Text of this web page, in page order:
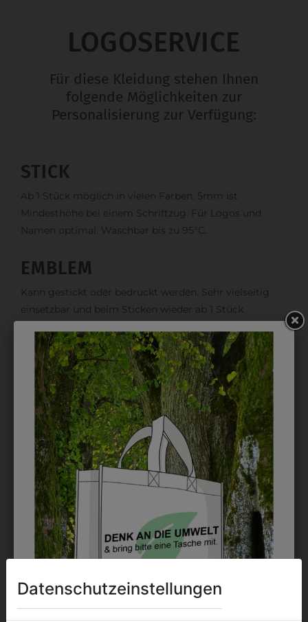
LOGOSERVICE
Für diese Kleidung stehen Ihnen
folgende Möglichkeiten zur
Personalisierung zur Verfügung:
STICK
Ab 1 Stück möglich in vielen Farben. 5mm ist
Mindesthöhe bei einem Schriftzug. Für Logos und
Namen optimal. Waschbar bis zu 95°C.
EMBLEM
Kann gestickt oder bedruckt werden. Sehr vielseitig
einsetzbar und beim Sticken wieder ab 1 Stück
DRUCK
Perfekt für große Logos und für kleine Details, jedoch
kostet jede Farbe extra und ist erst ab 12 Stück
möglich. Waschbar bis zu 60°C.
DAS KÖNNTE IHNEN
AUCH GEFALLEN
Datenschutzeinstellungen